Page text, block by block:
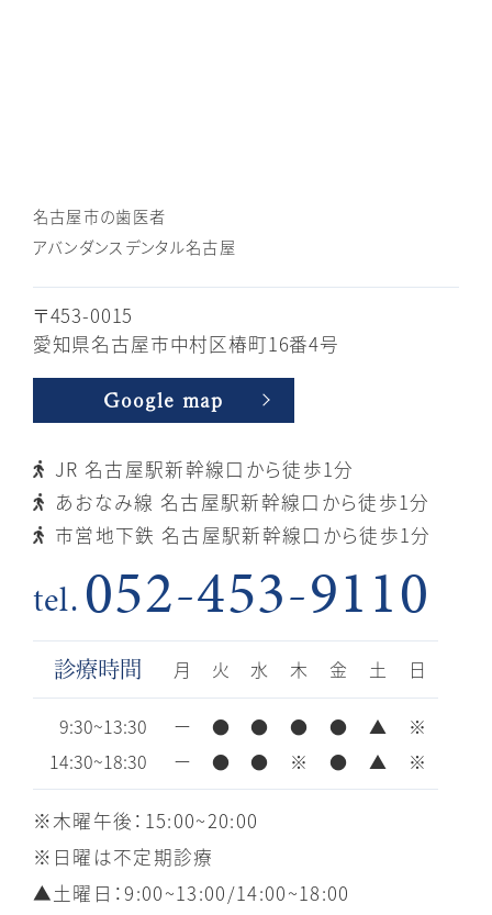
名古屋市の歯医者
アバンダンスデンタル名古屋
〒453-0015
愛知県名古屋市中村区椿町16番4号
Google map
JR 名古屋駅新幹線口から徒歩1分
あおなみ線 名古屋駅新幹線口から徒歩1分
市営地下鉄 名古屋駅新幹線口から徒歩1分
052-453-9110
診療時間 月 火 水 木 金 土 日
9:30~13:30 ー ● ● ● ● ▲
※
14:30~18:30
ー ● ● ※ ● ▲ ※
※木曜午後：15:00~20:00
※日曜は不定期診療
▲土曜日：9:00~13:00/14:00~18:00